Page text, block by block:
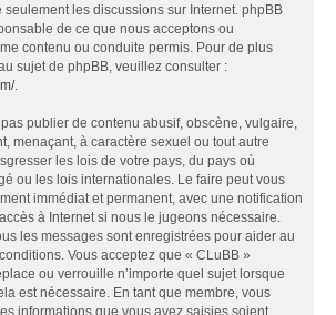
les discussions sur Internet. phpBB
de ce que nous acceptons ou
contenu ou conduite permis. Pour de plus
sujet de phpBB, veuillez consulter :
.
publier de contenu abusif, obscène, vulgaire,
menaçant, à caractère sexuel ou tout autre
les lois de votre pays, du pays où
ou les lois internationales. Le faire peut vous
immédiat et permanent, avec une notification
à Internet si nous le jugeons nécessaire.
les messages sont enregistrées pour aider au
Vous acceptez que « CLuBB »
ou verrouille n’importe quel sujet lorsque
est nécessaire. En tant que membre, vous
informations que vous avez saisies soient